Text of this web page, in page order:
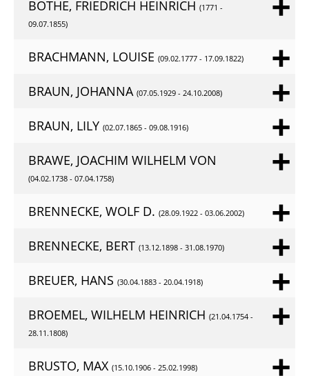
BOTHE, FRIEDRICH HEINRICH (1771 -
09.07.1855)
BRACHMANN, LOUISE (09.02.1777 - 17.09.1822)
BRAUN, JOHANNA (07.05.1929 - 24.10.2008)
BRAUN, LILY (02.07.1865 - 09.08.1916)
BRAWE, JOACHIM WILHELM VON
(04.02.1738 - 07.04.1758)
BRENNECKE, WOLF D. (28.09.1922 - 03.06.2002)
BRENNECKE, BERT (13.12.1898 - 31.08.1970)
BREUER, HANS (30.04.1883 - 20.04.1918)
BROEMEL, WILHELM HEINRICH (21.04.1754 -
28.11.1808)
BRUSTO, MAX (15.10.1906 - 25.02.1998)